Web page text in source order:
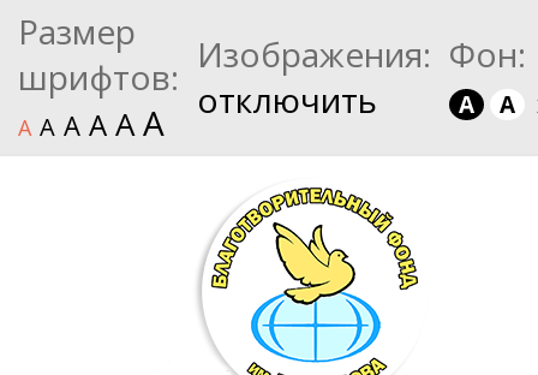
Размер
шрифтов:
A A A A AA
Изображения:
отключить
Фон:
A A